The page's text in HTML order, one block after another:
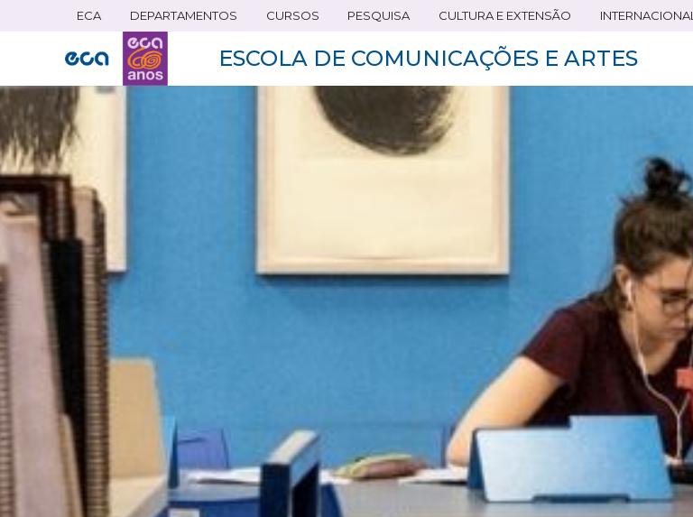
conteúdo
principal
ECA DEPARTAMENTOS CURSOS PESQUISA CULTURA E EXTENSÃO INTERNACIONAL
ESCOLA DE COMUNICAÇÕES E ARTES